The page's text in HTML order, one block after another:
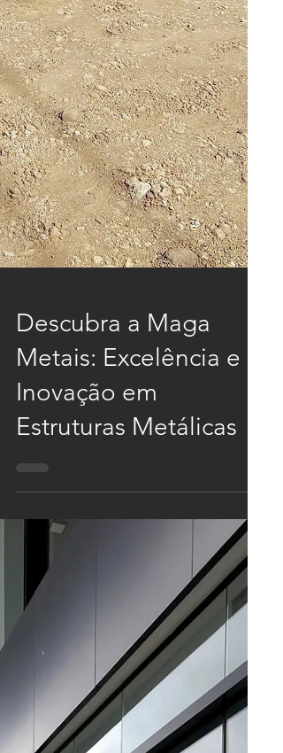
Descubra a Maga
Metais: Excelência e
Inovação em